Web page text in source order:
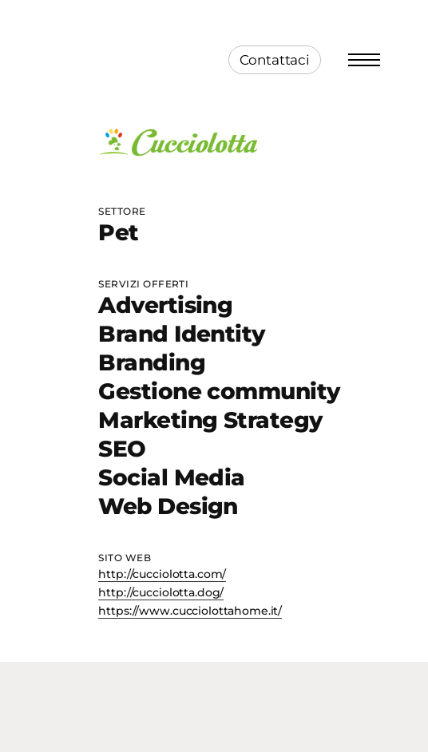
Contattaci Menu
SETTORE
Pet
SERVIZI OFFERTI
Advertising
Brand Identity
Branding
Gestione community
Marketing Strategy
SEO
Social Media
Web Design
SITO WEB
http://cucciolotta.com/
http://cucciolotta.dog/
https://www.cucciolottahome.it/